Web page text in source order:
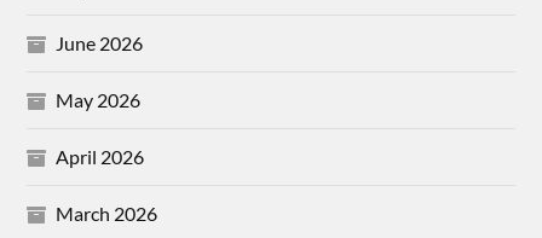
June 2026
May 2026
April 2026
March 2026